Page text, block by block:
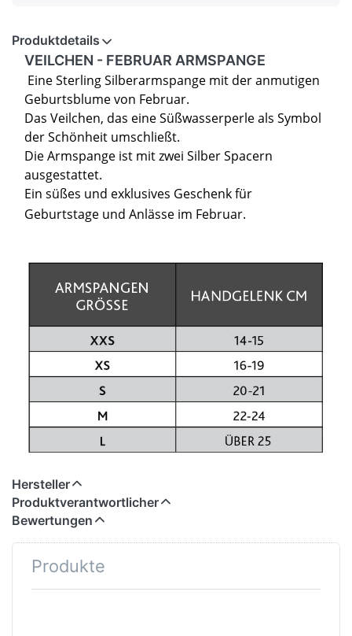
Produktdetails
VEILCHEN - FEBRUAR ARMSPANGE
Eine Sterling Silberarmspange mit der anmutigen
Geburtsblume von Februar.
Das Veilchen, das eine Süßwasserperle als Symbol
der Schönheit umschließt.
Die Armspange ist mit zwei Silber Spacern
ausgestattet.
Ein süßes und exklusives Geschenk für
Geburtstage und Anlässe im Februar.
Hersteller
Produktverantwortlicher
Bewertungen
Produkte